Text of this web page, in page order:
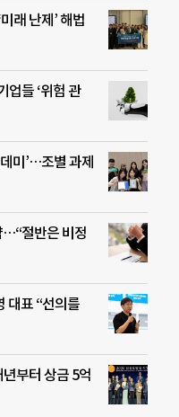
래 난제’ 해법
들 ‘위험 관
미’…조별 과제
…“절반은 비정
대표 “선의를
부터 상금 5억